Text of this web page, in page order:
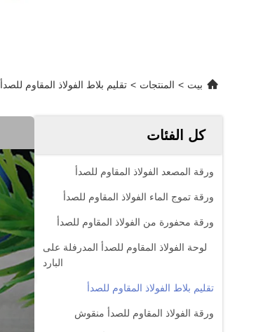
بيت > المنتجات > تقليم بلاط الفولاذ المقاوم للصدأ
كل الفئات
ورقة المصعد الفولاذ المقاوم للصدأ
ورقة تموج الماء الفولاذ المقاوم للصدأ
ورقة محفورة من الفولاذ المقاوم للصدأ
لوحة الفولاذ المقاوم للصدأ المدرفلة على
البارد
تقليم بلاط الفولاذ المقاوم للصدأ
ورقة الفولاذ المقاوم للصدأ منقوش